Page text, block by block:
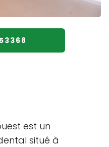
est un
situé à